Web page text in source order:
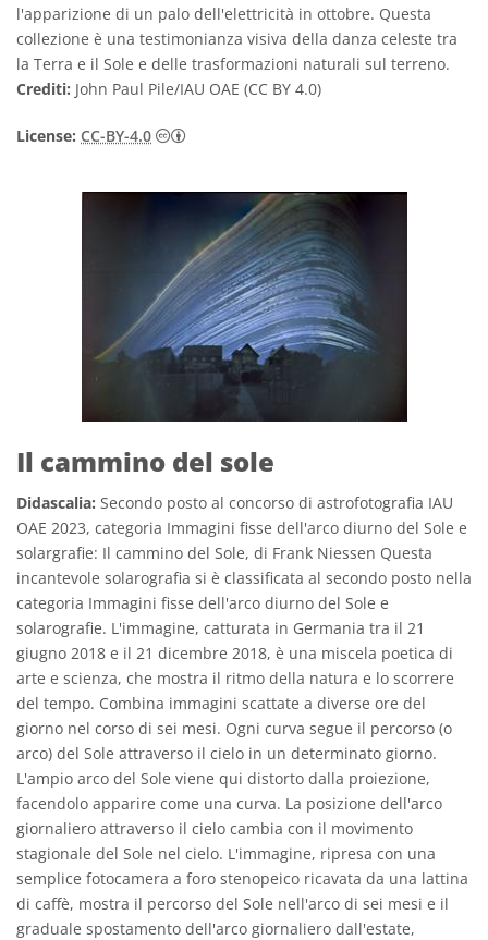
l'apparizione di un palo dell'elettricità in ottobre. Questa
collezione è una testimonianza visiva della danza celeste tra
la Terra e il Sole e delle trasformazioni naturali sul terreno.
Crediti: John Paul Pile/IAU OAE (CC BY 4.0)
License: CC-BY-4.0 Creative Commons Attribuzione 4.0
Il cammino del sole
Didascalia: Secondo posto al concorso di astrofotografia IAU
OAE 2023, categoria Immagini fisse dell'arco diurno del Sole e
solargrafie: Il cammino del Sole, di Frank Niessen Questa
incantevole solarografia si è classificata al secondo posto nella
categoria Immagini fisse dell'arco diurno del Sole e
solarografie. L'immagine, catturata in Germania tra il 21
giugno 2018 e il 21 dicembre 2018, è una miscela poetica di
arte e scienza, che mostra il ritmo della natura e lo scorrere
del tempo. Combina immagini scattate a diverse ore del
giorno nel corso di sei mesi. Ogni curva segue il percorso (o
arco) del Sole attraverso il cielo in un determinato giorno.
L'ampio arco del Sole viene qui distorto dalla proiezione,
facendolo apparire come una curva. La posizione dell'arco
giornaliero attraverso il cielo cambia con il movimento
stagionale del Sole nel cielo. L'immagine, ripresa con una
semplice fotocamera a foro stenopeico ricavata da una lattina
di caffè, mostra il percorso del Sole nell'arco di sei mesi e il
graduale spostamento dell'arco giornaliero dall'estate,